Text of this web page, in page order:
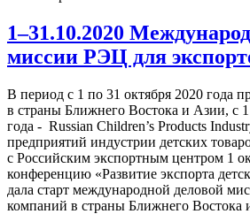
1–31.10.2020
миссии РЭЦ для
В период с 1 по 31 октября 2020 года
в страны Ближнего Востока и Азии, с
года - Russian Children’s Products
предприятий индустрии детских
с Российским экспортным центром 1
конференцию «Развитие экспорта
дала старт международной деловой
компаний в страны Ближнего Востока